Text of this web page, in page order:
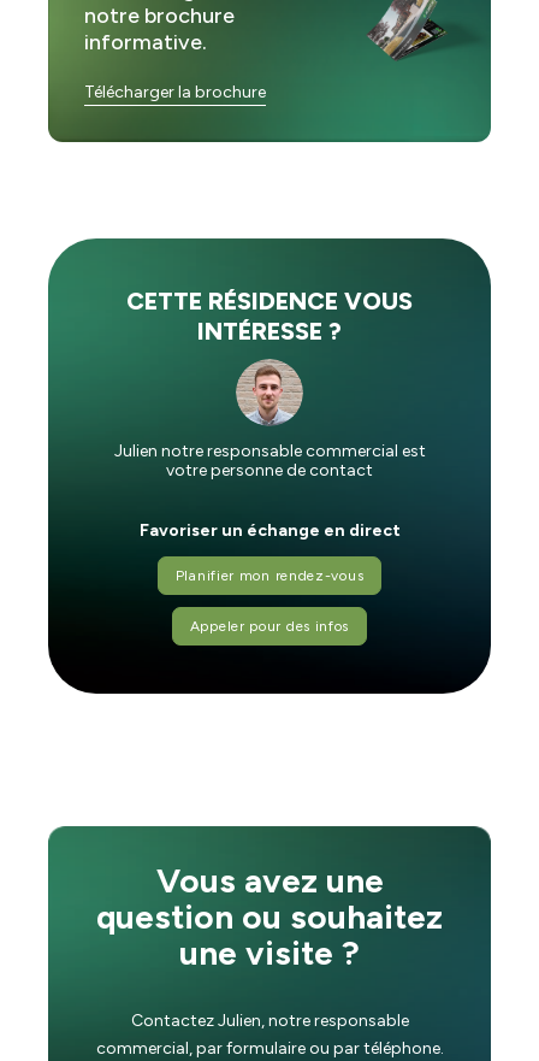
notre brochure
informative.
Télécharger la brochure
CETTE RÉSIDENCE VOUS
INTÉRESSE ?
Julien notre responsable commercial est
votre personne de contact
Favoriser un échange en direct
Planifier mon rendez-vous
Appeler pour des infos
Vous avez une
question ou souhaitez
une visite ?
Contactez Julien, notre responsable
commercial, par formulaire ou par téléphone.